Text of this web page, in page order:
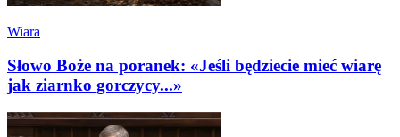
Wiara
Słowo Boże na poranek: «Jeśli będziecie mieć wiarę
jak ziarnko gorczycy...»